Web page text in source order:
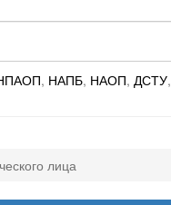
, НАПБ, НАОП, ДСТУ,
лица